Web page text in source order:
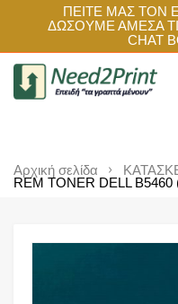
ΠΕΙΤΕ ΜΑΣ ΤΟΝ
ΔΩΣΟΥΜΕ ΑΜΕΣΑ
CHAT
Αρχική σελίδα
REM TONER DELL B5460